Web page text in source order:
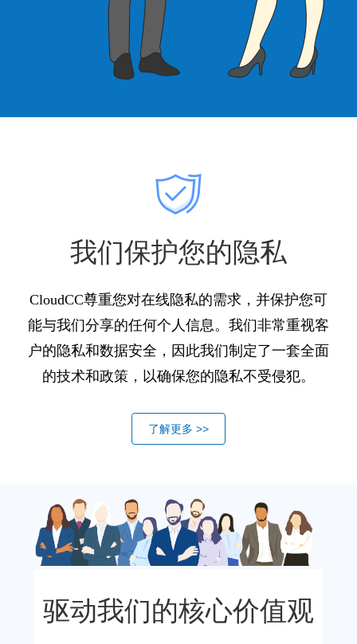
我们保护您的隐私
CloudCC尊重您对在线隐私的需求，并保护您可
能与我们分享的任何个人信息。我们非常重视客
户的隐私和数据安全，因此我们制定了一套全面
的技术和政策，以确保您的隐私不受侵犯。
了解更多 >>
驱动我们的核心价值观